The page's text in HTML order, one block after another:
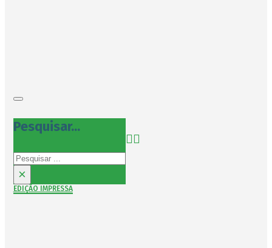
Pesquisar...
Pesquisar
×
EDIÇÃO IMPRESSA